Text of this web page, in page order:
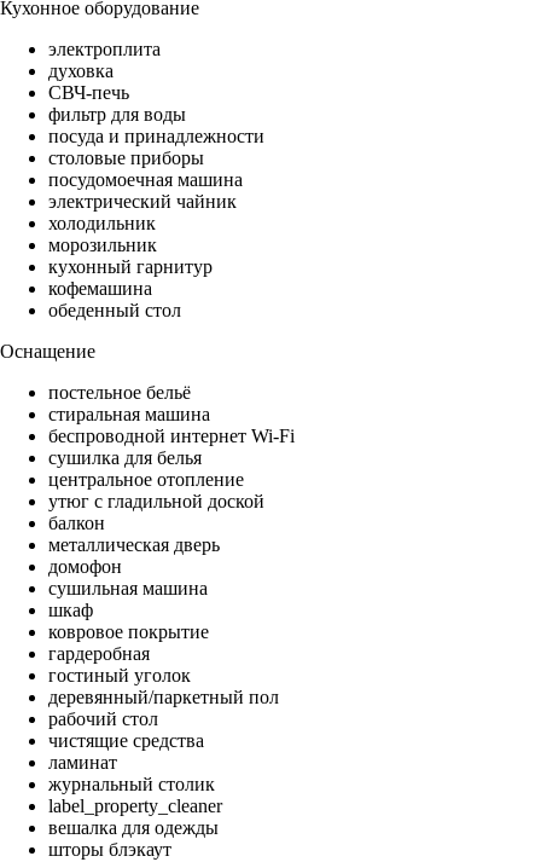
Кухонное оборудование
электроплита
духовка
СВЧ-печь
фильтр для воды
посуда и принадлежности
столовые приборы
посудомоечная машина
электрический чайник
холодильник
морозильник
кухонный гарнитур
кофемашина
обеденный стол
Оснащение
постельное бельё
стиральная машина
беспроводной интернет Wi-Fi
сушилка для белья
центральное отопление
утюг с гладильной доской
балкон
металлическая дверь
домофон
сушильная машина
шкаф
ковровое покрытие
гардеробная
гостиный уголок
деревянный/паркетный пол
рабочий стол
чистящие средства
ламинат
журнальный столик
label_property_cleaner
вешалка для одежды
шторы блэкаут